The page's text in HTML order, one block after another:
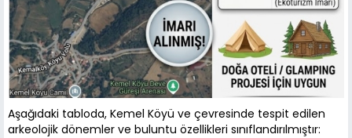
Aşağıdaki tabloda, Kemel Köyü ve çevresinde tespit edilen
arkeolojik dönemler ve buluntu özellikleri sınıflandırılmıştır: